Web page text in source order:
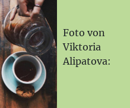
Foto von
Viktoria
Alipatova: